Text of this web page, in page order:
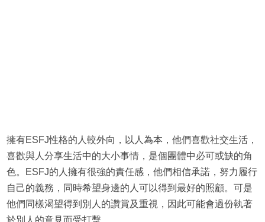
擁有ESFJ性格的人較外向，以人為本，他們喜歡社交生活，
喜歡與人分享生活中的大小事情，是個團體中必可或缺的角
色。ESFJ的人擁有很強的責任感，他們相信承諾，努力履行
自己的義務，同時希望身邊的人可以得到最好的照顧。可是
他們同樣渴望得到別人的讚賞及重視，因此可能會過份執著
於別人的意見而受打擊。